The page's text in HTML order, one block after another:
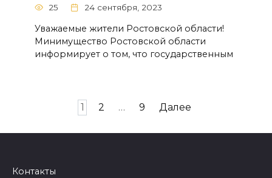
25 24 сентября, 2023
Уважаемые жители Ростовской области!
Минимущество Ростовской области
информирует о том, что государственным
записям
1 2 … 9 Далее
Контакты